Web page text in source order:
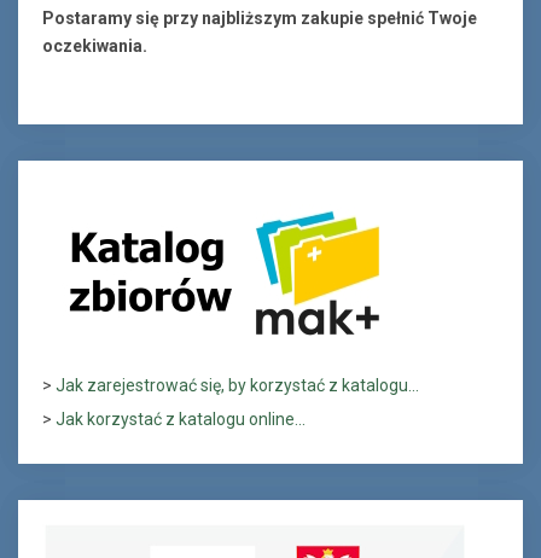
Postaramy się przy najbliższym zakupie spełnić Twoje
oczekiwania.
> Jak zarejestrować się, by korzystać z katalogu...
> Jak korzystać z katalogu online...